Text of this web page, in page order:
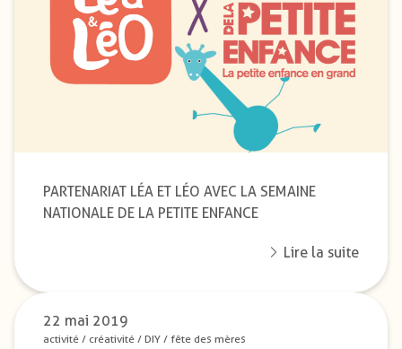
PARTENARIAT LÉA ET LÉO AVEC LA SEMAINE
NATIONALE DE LA PETITE ENFANCE
Lire la suite
22 mai 2019
activité / créativité / DIY / fête des mères